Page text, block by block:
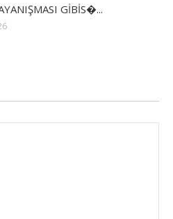
GİBİS�...